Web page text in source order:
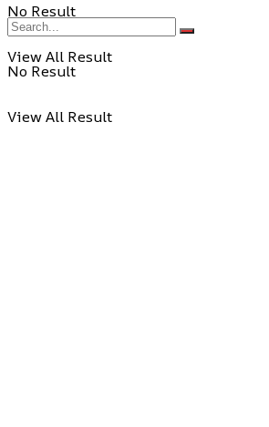
No Result
View All Result
No Result
View All Result